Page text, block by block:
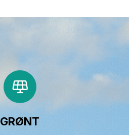
GRØNT